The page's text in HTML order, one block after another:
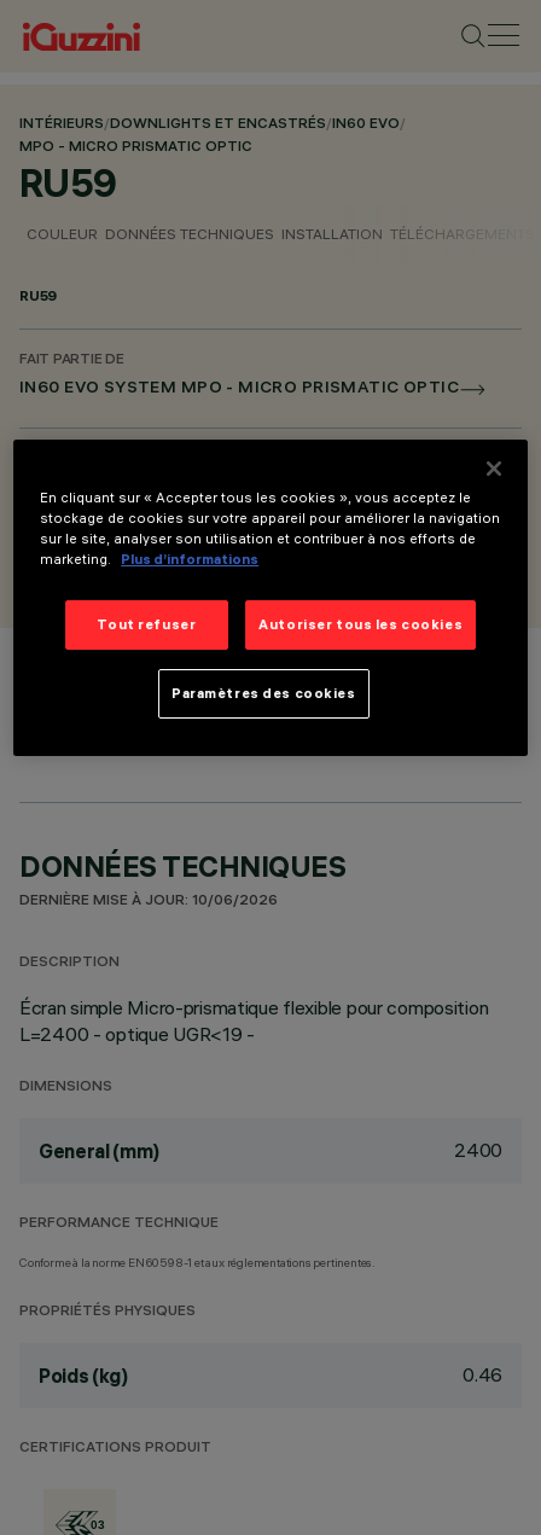
INTÉRIEURS/DOWNLIGHTS ET ENCASTRÉS/IN60 EVO/
MPO - MICRO PRISMATIC OPTIC
RU59
COULEUR DONNÉES TECHNIQUES INSTALLATION TÉLÉCHARGEMENTS
RU59
FAIT PARTIE DE
IN60 EVO SYSTEM MPO - MICRO PRISMATIC OPTIC
CONÇU PAR
iGuzzini
DONNÉES TECHNIQUES
DERNIÈRE MISE À JOUR: 10/06/2026
DESCRIPTION
Écran simple Micro-prismatique flexible pour composition
L=2400 - optique UGR<19 -
DIMENSIONS
General (mm) 2400
PERFORMANCE TECHNIQUE
Conforme à la norme EN60598-1 et aux réglementations pertinentes.
PROPRIÉTÉS PHYSIQUES
Poids (kg) 0.46
CERTIFICATIONS PRODUIT
En cliquant sur « Accepter tous les cookies », vous acceptez le
stockage de cookies sur votre appareil pour améliorer la navigation
sur le site, analyser son utilisation et contribuer à nos efforts de
marketing.
Plus d’informations
Tout refuser Autoriser tous les cookies
Paramètres des cookies